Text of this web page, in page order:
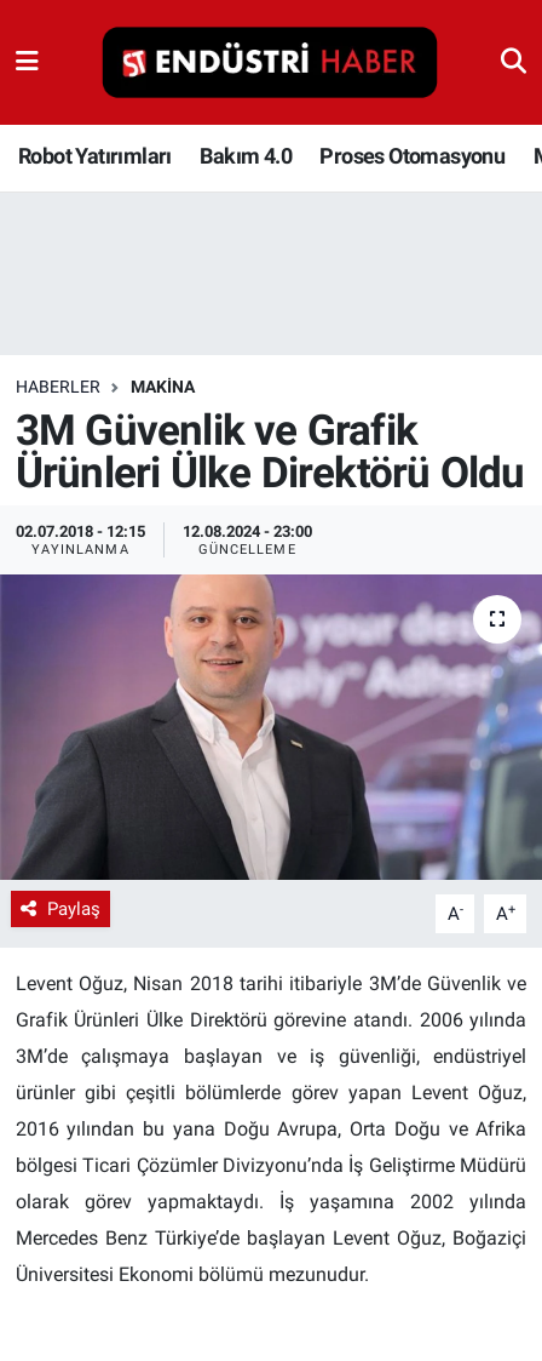
Robot Yatırımları Bakım 4.0 Proses Otomasyonu
HABERLER MAKINA
3M Güvenlik ve Grafik
Ürünleri Ülke Direktörü Oldu
02.07.2018 - 12:15
YAYINLANMA
12.08.2024 - 23:00
GÜNCELLEME
Paylaş A- A+
Levent Oğuz, Nisan 2018 tarihi itibariyle 3M’de Güvenlik ve
Grafik Ürünleri Ülke Direktörü görevine atandı. 2006 yılında
3M’de çalışmaya başlayan ve iş güvenliği, endüstriyel
ürünler gibi çeşitli bölümlerde görev yapan Levent Oğuz,
2016 yılından bu yana Doğu Avrupa, Orta Doğu ve Afrika
bölgesi Ticari Çözümler Divizyonu’nda İş Geliştirme Müdürü
olarak görev yapmaktaydı. İş yaşamına 2002 yılında
Mercedes Benz Türkiye’de başlayan Levent Oğuz, Boğaziçi
Üniversitesi Ekonomi bölümü mezunudur.
Robot Yatırımları
Bakım 4.0
İnşaat ve Malzeme
HaberOrtak
EndüstriST
Enerjisini Üreten Fabrikalar
Endüstri 4.0 Uygulamaları
Ağır Sanayi Çözümleri